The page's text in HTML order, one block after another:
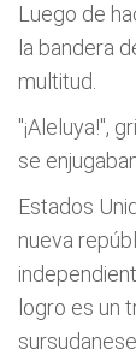
Luego de
la bandera
multitud.
"¡Aleluya!",
se
Estados
nueva
logro es un